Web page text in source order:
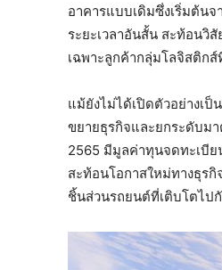
อาคารแบบเดิมซึ่งเริ่มต้น
ระยะเวลาอันสั้น สะท้อนวิ
เฉพาะลูกค้ากลุ่มโลจิสติก
แม้ยังไม่ได้เปิดตัวอย่างเป็
ขยายธุรกิจและยกระดับม
2565 มีมูลค่าทุนจดทะเบี
สะท้อนโอกาสใหม่ทางธุร
ชิ้นส่วนรถยนต์ที่เติบโตไป